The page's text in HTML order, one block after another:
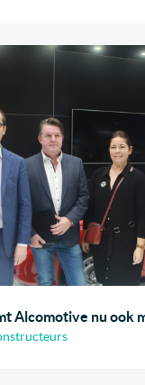
Alcomotive nu ook